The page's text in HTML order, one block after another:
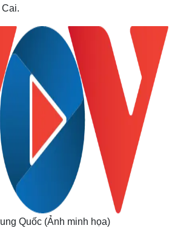
Quốc (Ảnh minh họa)